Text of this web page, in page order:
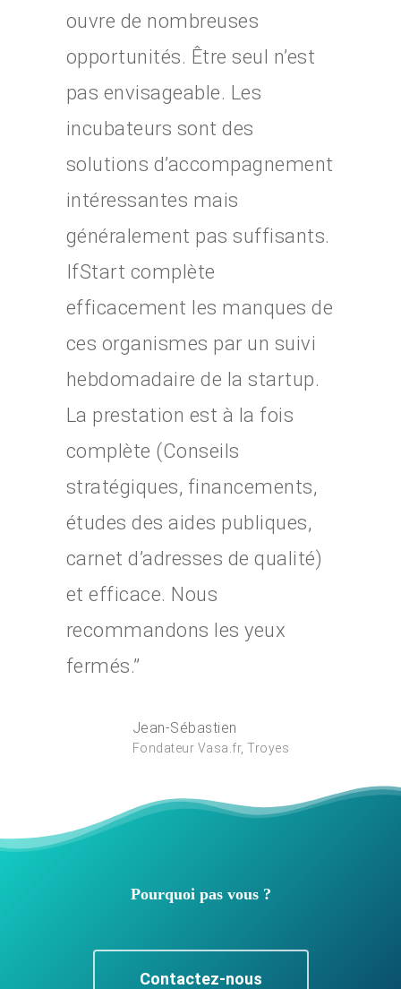
ouvre de nombreuses
opportunités. Être seul n’est
pas envisageable. Les
incubateurs sont des
solutions d’accompagnement
intéressantes mais
généralement pas suffisants.
IfStart complète
efficacement les manques de
ces organismes par un suivi
hebdomadaire de la startup.
La prestation est à la fois
complète (Conseils
stratégiques, financements,
études des aides publiques,
carnet d’adresses de qualité)
et efficace. Nous
recommandons les yeux
fermés.”
Jean-Sébastien
Fondateur Vasa.fr, Troyes
Pourquoi pas vous ?
Contactez-nous